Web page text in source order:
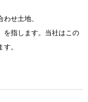
せ土地、
を指します。当社はこの
。